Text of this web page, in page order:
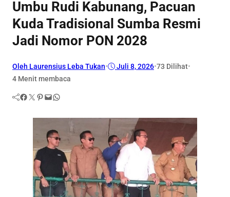
Umbu Rudi Kabunang, Pacuan
Kuda Tradisional Sumba Resmi
Jadi Nomor PON 2028
Oleh Laurensius Leba Tukan• Juli 8, 2026•73 Dilihat•
4 Menit membaca
Facebook Twitter Pinterest Mail WhatsApp